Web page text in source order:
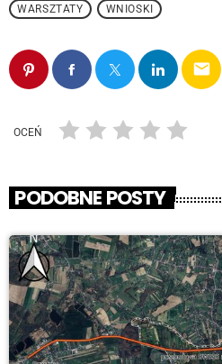
WARSZTATY WNIOSKI
email
OCEŃ
PODOBNE POSTY